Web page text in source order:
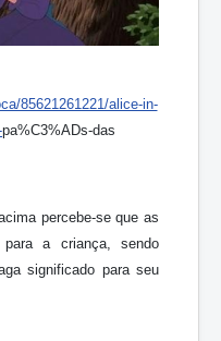
85621261221/alice-in-
pa%C3%ADs-das
percebe-se que as
a criança, sendo
significado para seu